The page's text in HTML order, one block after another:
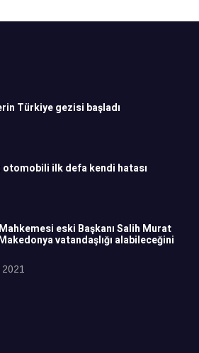
Türkiye gezisi başladı
otomobili ilk defa kendi hatası
eski Başkanı Salih Murat
vatandaşlığı alabileceğini